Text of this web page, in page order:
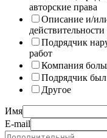
авторские права
Описание и/
действительности
Подрядчик
работ
Компания
Подрядчик
Другое
Имя
E-mail